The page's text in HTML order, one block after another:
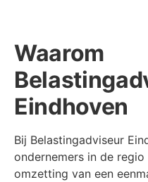
Waarom
Eindhoven
Bij Belastingadviseur
ondernemers in de
omzetting van een